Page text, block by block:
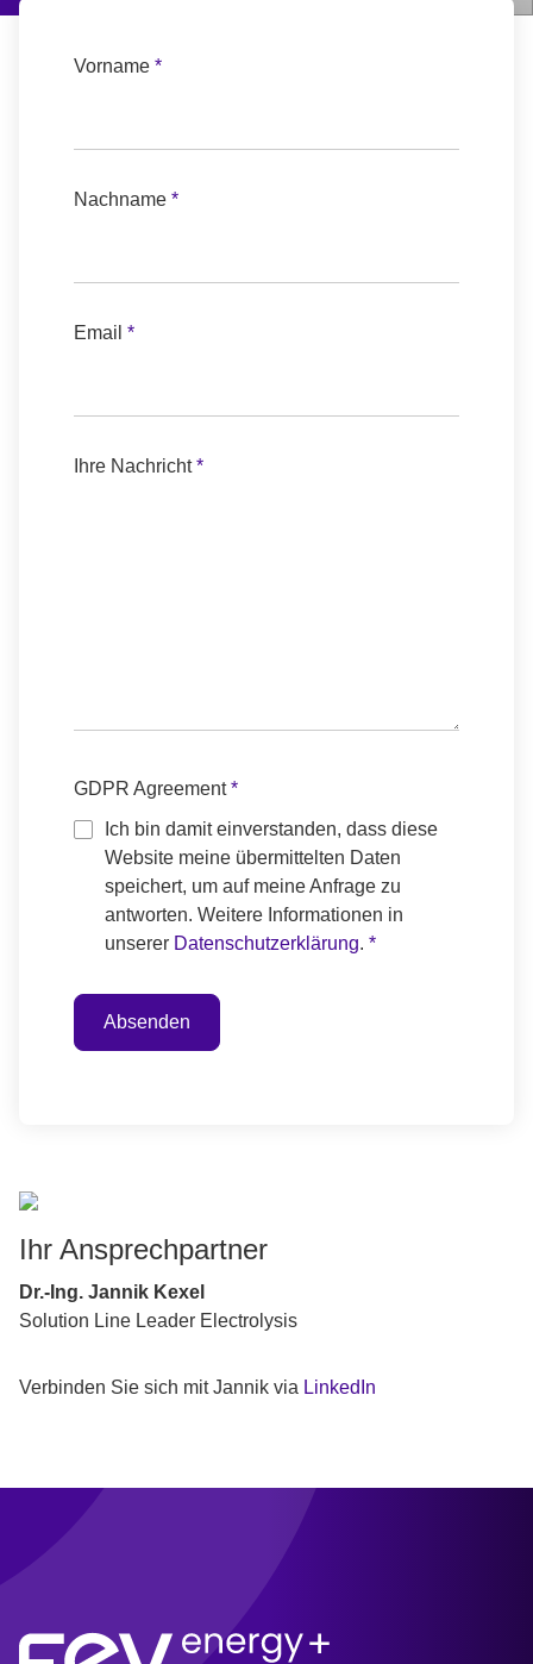
Vorname*
Nachname*
Email*
Ihre Nachricht*
Agreement
Nachname
Vorname
GDPR Agreement*
Ich bin damit einverstanden, dass diese
Website meine übermittelten Daten
speichert, um auf meine Anfrage zu
antworten. Weitere Informationen in
unserer Datenschutzerklärung.*
Absenden
Ihr Ansprechpartner
Dr.-Ing. Jannik Kexel
Solution Line Leader Electrolysis
Verbinden Sie sich mit Jannik via LinkedIn